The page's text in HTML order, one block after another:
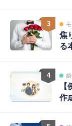
3
焦
る
4
作